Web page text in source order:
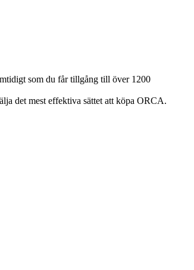
som du får tillgång till över 1200
det mest effektiva sättet att köpa ORCA.